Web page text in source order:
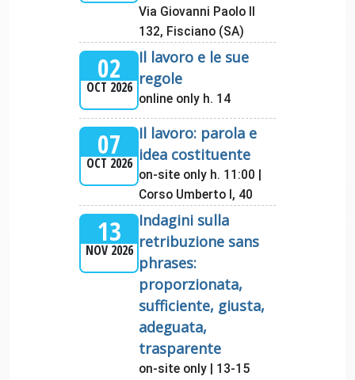
Via Giovanni Paolo II
132, Fisciano (SA)
02
OCT 2026
Il lavoro e le sue
regole
online only h. 14
07
OCT 2026
Il lavoro: parola e
idea costituente
on-site only h. 11:00 |
Corso Umberto I, 40
13
NOV 2026
Indagini sulla
retribuzione sans
phrases:
proporzionata,
sufficiente, giusta,
adeguata,
trasparente
on-site only | 13-15